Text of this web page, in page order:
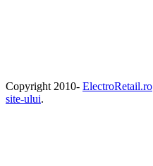
Copyright 2010- ElectroRetail.ro
site-ului.